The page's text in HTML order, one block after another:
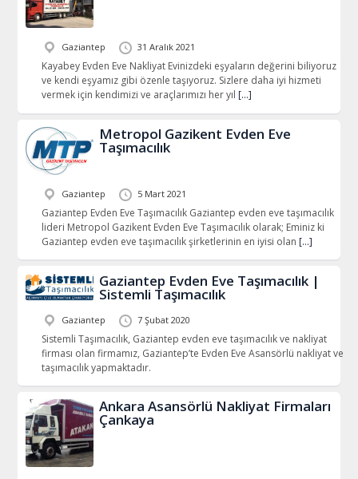
Gaziantep 31 Aralık 2021
Kayabey Evden Eve Nakliyat Evinizdeki eşyaların değerini biliyoruz
ve kendi eşyamız gibi özenle taşıyoruz. Sizlere daha iyi hizmeti
vermek için kendimizi ve araçlarımızı her yıl […]
Metropol Gazikent Evden Eve
Taşımacılık
Gaziantep 5 Mart 2021
Gaziantep Evden Eve Taşımacılık Gaziantep evden eve taşımacılık
lideri Metropol Gazikent Evden Eve Taşımacılık olarak; Eminiz ki
Gaziantep evden eve taşımacılık şirketlerinin en iyisi olan […]
Gaziantep Evden Eve Taşımacılık |
Sistemli Taşımacılık
Gaziantep 7 Şubat 2020
Sistemli Taşımacılık, Gaziantep evden eve taşımacılık ve nakliyat
firması olan firmamız, Gaziantep’te Evden Eve Asansörlü nakliyat ve
taşımacılık yapmaktadır.
Ankara Asansörlü Nakliyat Firmaları
Çankaya